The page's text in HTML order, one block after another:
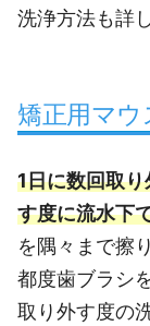
洗浄方法も詳
矯正用マウ
1日に数回取
す度に流水下
を隅々まで擦
都度歯ブラシ
取り外す度の